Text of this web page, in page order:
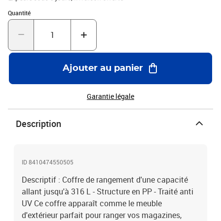
Quantité
Quantité : 1
Ajouter au panier
Garantie légale
Description
ID 8410474550505
Descriptif : Coffre de rangement d'une capacité
allant jusqu'à 316 L - Structure en PP - Traité anti
UV Ce coffre apparaît comme le meuble
d'extérieur parfait pour ranger vos magazines,